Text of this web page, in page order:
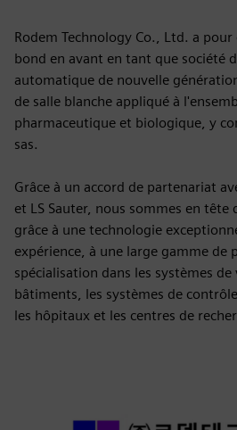
Rodem Technology Co., Ltd. a
bond en avant en tant que société
automatique de nouvelle
de salle blanche appliqué à
pharmaceutique et biologique, y
sas.
Grâce à un accord de partenariat
et LS Sauter, nous sommes en tête
grâce à une technologie
expérience, à une large gamme de
spécialisation dans les systèmes
bâtiments, les systèmes de
les hôpitaux et les centres de